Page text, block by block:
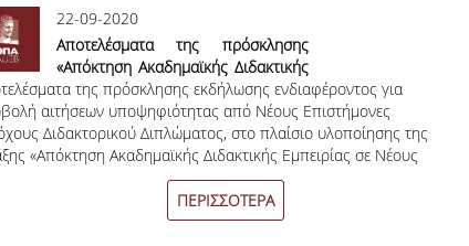
22-09-2020
Αποτελέσματα της πρόσκλησης
«Απόκτηση Ακαδημαϊκής Διδακτικής
Εμπειρίας σε Νέους Επιστήμονες
Κατόχους Διδακτορικού 2020 –
2021 στο Οικονομικό Πανεπιστήμιο
Αθηνών»
της πρόσκλησης εκδήλωσης ενδιαφέροντος για
αιτήσεων υποψηφιότητας από Νέους Επιστήμονες
Διδακτορικού Διπλώματος, στο πλαίσιο υλοποίησης της
«Απόκτηση Ακαδημαϊκής Διδακτικής Εμπειρίας σε Νέους
Κατόχους Διδακτορικού 2020 – 2021 στο
Πανεπιστήμιο Αθηνών»ΠΕΡΙΣΣΟΤΕΡΑ